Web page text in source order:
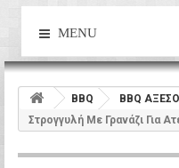
MENU
BBQ BBQ
Στρογγυλή Με Γρανάζι Για